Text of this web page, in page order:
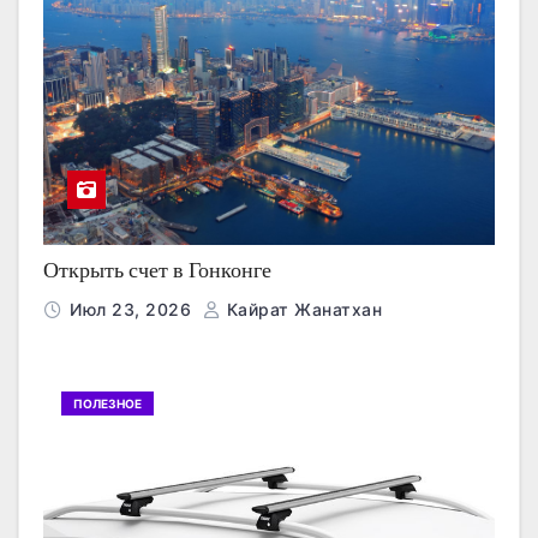
Открыть счет в Гонконге
Июл 23, 2026 Кайрат Жанатхан
ПОЛЕЗНОЕ